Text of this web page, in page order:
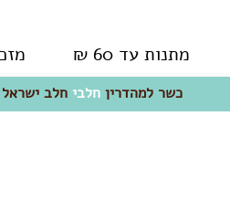
מתנות עד 60 ₪
כשר למהדריןחלבי כשר למהדרין חלבי חלב